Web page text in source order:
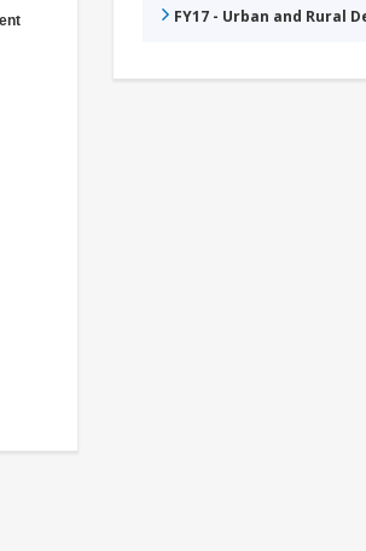
FY17 - Urban and Rural